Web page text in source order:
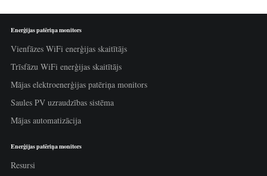
Enerģijas patēriņa monitors
Vienfāzes WiFi enerģijas skaitītājs
Trīsfāzu WiFi enerģijas skaitītājs
Mājas elektroenerģijas patēriņa monitors
Saules PV uzraudzības sistēma
Mājas automatizācija
Enerģijas patēriņa monitors
Resursi